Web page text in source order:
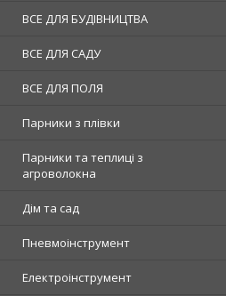
ВСЕ ДЛЯ БУДІВНИЦТВА
ВСЕ ДЛЯ САДУ
ВСЕ ДЛЯ ПОЛЯ
Парники з плівки
Парники та теплиці з
агроволокна
Дім та сад
Пневмоінструмент
Електроінструмент